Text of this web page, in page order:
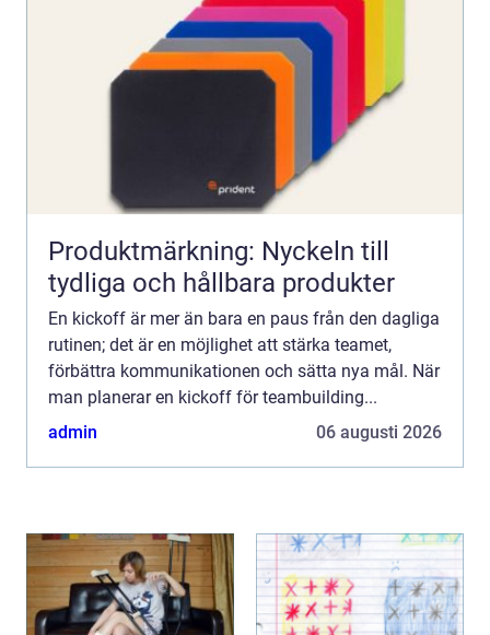
Produktmärkning: Nyckeln till
tydliga och hållbara produkter
En kickoff är mer än bara en paus från den dagliga
rutinen; det är en möjlighet att stärka teamet,
förbättra kommunikationen och sätta nya mål. När
man planerar en kickoff för teambuilding...
admin
06 augusti 2026